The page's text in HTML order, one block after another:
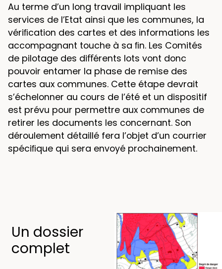
Au terme d’un long travail impliquant les
services de l’Etat ainsi que les communes, la
vériﬁcation des cartes et des informations les
accompagnant touche à sa ﬁn. Les Comités
de pilotage des diﬀérents lots vont donc
pouvoir entamer la phase de remise des
cartes aux communes. Cette étape devrait
s’échelonner au cours de l’été et un dispositif
est prévu pour permettre aux communes de
retirer les documents les concernant. Son
déroulement détaillé fera l’objet d’un courrier
spéciﬁque qui sera envoyé prochainement.
Un dossier
complet